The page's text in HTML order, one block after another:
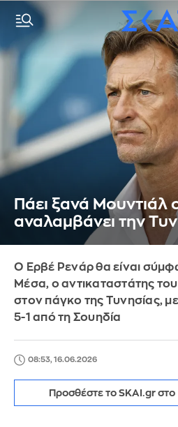
Πάει ξανά Μουντιάλ
αναλαμβάνει την
Ο Ερβέ Ρενάρ θα είναι
Μέσα, ο αντικαταστάτης
στον πάγκο της Τυνησίας,
5-1 από τη Σουηδία
08:53, 16.06.2026
Προσθέστε το SKAI.gr στο